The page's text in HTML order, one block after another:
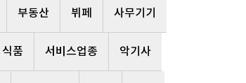
부동산 뷔페 사무기기
식품 서비스업종 악기사